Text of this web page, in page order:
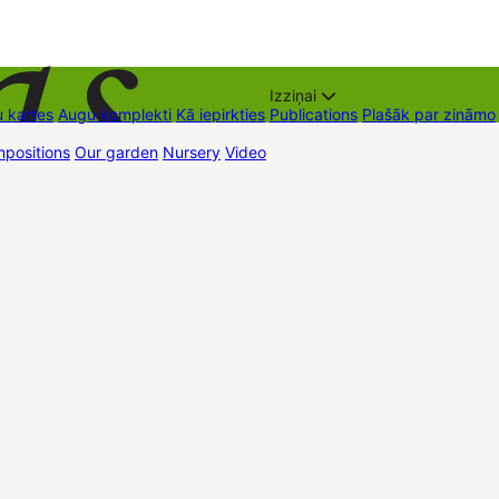
kartes Augu komplekti Kā iepirkties
Izziņai
Publications Plašāk par zināmo
Our garden Nursery Video